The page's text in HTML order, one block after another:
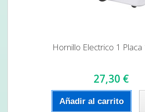
Hornillo Electrico 1
27,30 €
Añadir al carrito